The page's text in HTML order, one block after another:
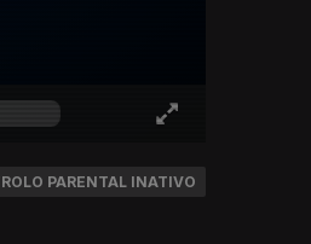
PARENTAL INATIVO